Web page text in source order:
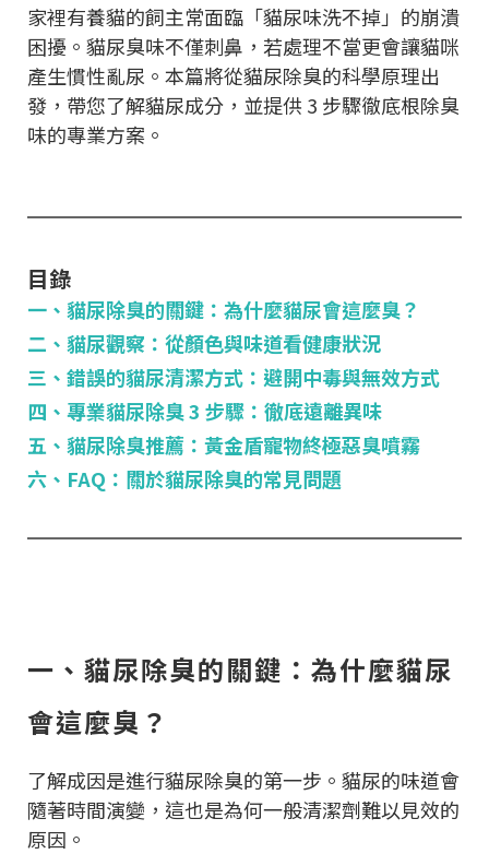
家裡有養貓的飼主常面臨「貓尿味洗不掉」的崩潰
困擾。貓尿臭味不僅刺鼻，若處理不當更會讓貓咪
產生慣性亂尿。本篇將從貓尿除臭的科學原理出
發，帶您了解貓尿成分，並提供 3 步驟徹底根除臭
味的專業方案。
目錄
一、貓尿除臭的關鍵：為什麼貓尿會這麼臭？
二、貓尿觀察：從顏色與味道看健康狀況
三、錯誤的貓尿清潔方式：避開中毒與無效方式
四、專業貓尿除臭 3 步驟：徹底遠離異味
五、貓尿除臭推薦：黃金盾寵物終極惡臭噴霧
六、FAQ：關於貓尿除臭的常見問題
一、貓尿除臭的關鍵：為什麼貓尿
會這麼臭？
了解成因是進行貓尿除臭的第一步。貓尿的味道會
隨著時間演變，這也是為何一般清潔劑難以見效的
原因。